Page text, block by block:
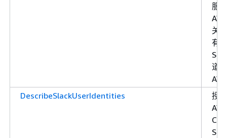
服
关
有
道
DescribeSlackUserIdentities
授